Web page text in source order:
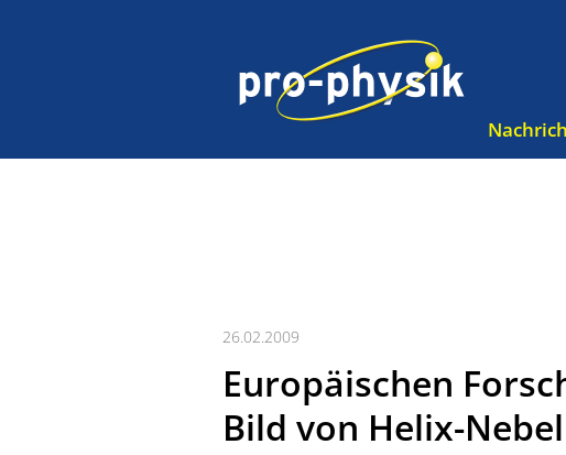
26.02.2009
Europäischen
Bild von Helix-Nebel